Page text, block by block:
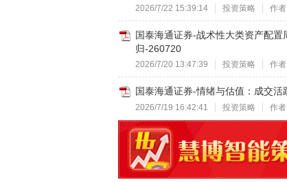
2026/7/22 15:39:14 投资策略 作
国泰海通证券-战术性大类资产配
归-260720
2026/7/20 13:47:39 投资策略 作
国泰海通证券-情绪与估值：成交
2026/7/19 16:42:41 投资策略 作